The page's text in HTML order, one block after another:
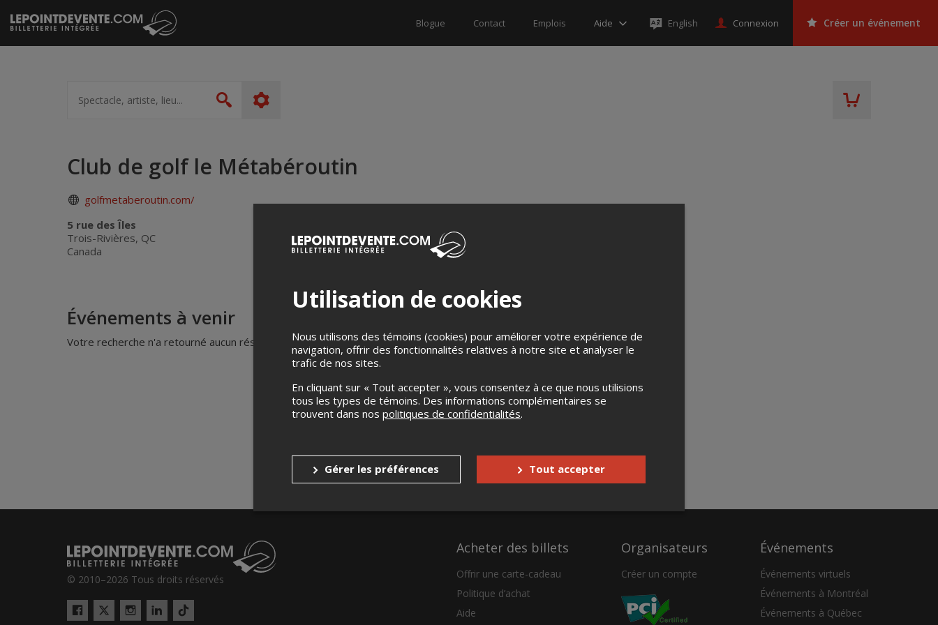
Passer
au
contenu
Blogue Contact Emplois Aide English Connexion Créer un événement
artiste,
lieu...
Rechercher
Club de golf le Métabéroutin
golfmetaberoutin.com/
5 rue des Îles
Trois-Rivières, QC
Canada
Événements à venir
Votre recherche n'a retourné aucun résultat.
© 2010–2026 Tous droits réservés
Twitter Tiktok
Acheter des billets
Offrir une carte-cadeau
Politique d’achat
Aide
Organisateurs
Créer un compte
Événements
Événements virtuels
Événements à Montréal
Événements à Québec
Utilisation de cookies
Nous utilisons des témoins (cookies) pour améliorer votre expérience de
navigation, offrir des fonctionnalités relatives à notre site et analyser le
trafic de nos sites.
En cliquant sur « Tout accepter », vous consentez à ce que nous utilisions
tous les types de témoins. Des informations complémentaires se
trouvent dans nos politiques de confidentialités.
Gérer les préférences Tout accepter